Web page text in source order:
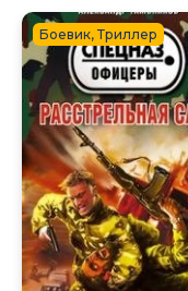
Боевик, Триллер